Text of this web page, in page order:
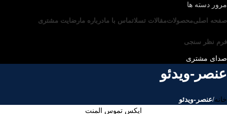
مرور دسته ها
صفحه اصلیمحصولاتمقالات تسلاتماس با مادرباره مارضایت مشتری
فرم نظر سنجی
صدای مشتری
عنصر-ویدئو
خانه/عنصر-ویدئو
ایکس تموس المنت